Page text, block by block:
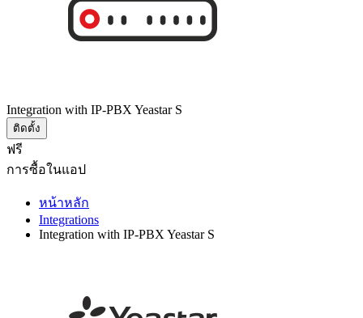
Integration with IP-PBX Yeastar S
ติดตั้ง
ฟรี
การซื้อในแอป
หน้าหลัก
Integrations
Integration with IP-PBX Yeastar S